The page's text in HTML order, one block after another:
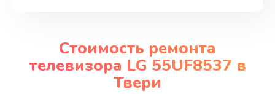
Стоимость ремонта
телевизора LG 55UF8537 в
Твери